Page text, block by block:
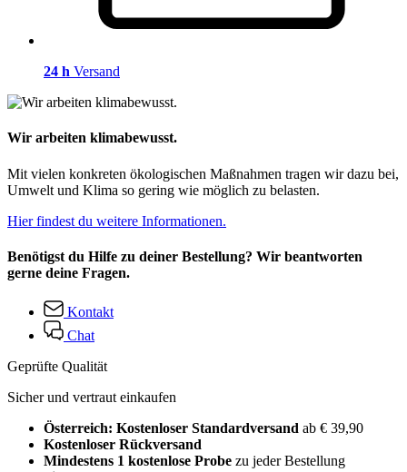
24 h Versand
Wir arbeiten klimabewusst.
Mit vielen konkreten ökologischen Maßnahmen tragen wir dazu bei,
Umwelt und Klima so gering wie möglich zu belasten.
Hier findest du weitere Informationen.
Benötigst du Hilfe zu deiner Bestellung? Wir beantworten
gerne deine Fragen.
Kontakt
Chat
Geprüfte Qualität
Sicher und vertraut einkaufen
Österreich: Kostenloser Standardversand ab € 39,90
Kostenloser Rückversand
Mindestens 1 kostenlose Probe zu jeder Bestellung